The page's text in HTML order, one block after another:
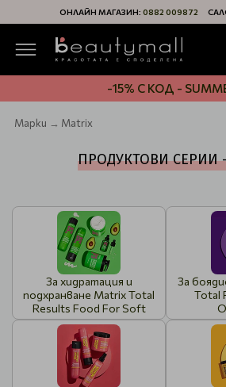
ОНЛАЙН МАГАЗИН: 0882 009872
-15% С КОД -
Марки Matrix
ПРОДУКТОВИ СЕРИИ -
За хидратация и
подхранване Matrix Total
Results Food For Soft
За
Total